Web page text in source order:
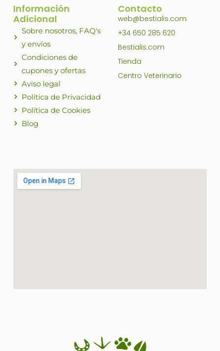
Información
Adicional
Sobre nosotros, FAQ's
y envíos
Condiciones de
cupones y ofertas
Aviso legal
Política de Privacidad
Política de Cookies
Blog
Contacto
web@bestialis.com
+34 650 285 620
Bestialis.com
Tienda
Centro Veterinario